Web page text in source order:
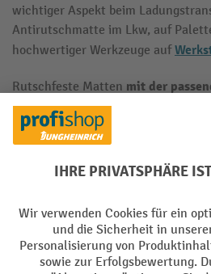
wichtiger Aspekt beim
Antirutschmatte im Lkw, auf
hochwertiger Werkzeuge auf
Rutschfeste Matten mit der
Rutschfestigkeitsklasse
und bei der Ladungssicherung
Trittsicherheit: Die Matten sind
rutschfesten Gewebe ausgestattet
beispielsweise Antirutschmatten
PVC oder PVC-Weichschaum,
Naturkautschuk zur Auswahl.
als Alternative für eine